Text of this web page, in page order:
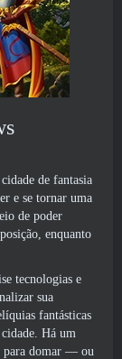
de fantasia
e se tornar uma
de poder
enquanto
tecnologias e
sua
fantásticas
Há um
para domar — ou